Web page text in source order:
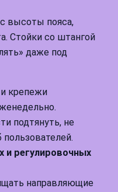
высоты пояса,
Стойки со штангой
даже под
крепежи
подтянуть, не
и регулировочных
направляющие